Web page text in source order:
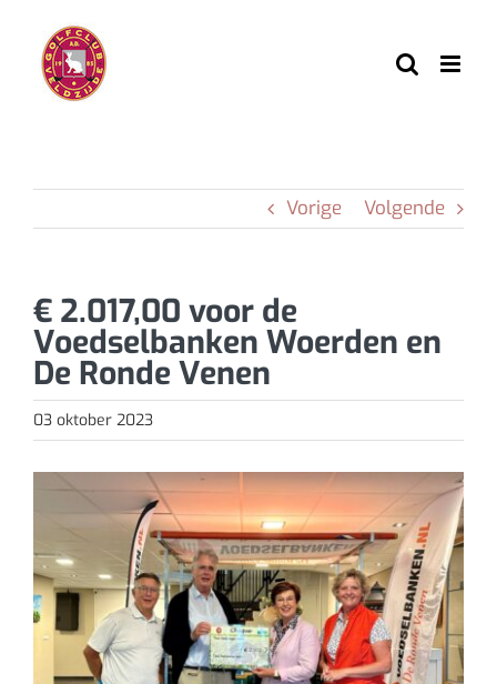
inhoud
Vorige Volgende
€ 2.017,00 voor de
Voedselbanken Woerden en
De Ronde Venen
03 oktober 2023